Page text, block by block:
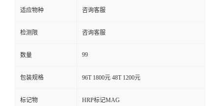
适应物种 咨询客服
检测限 咨询客服
数量 99
包装规格 96T 1800元 48T 1200元
标记物 HRP标记MAG